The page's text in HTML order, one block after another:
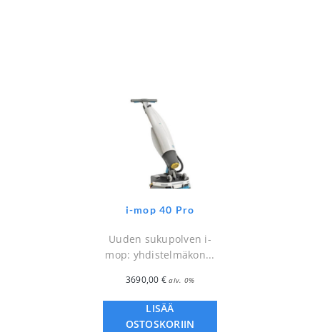
i-mop 40 Pro
Uuden sukupolven i-
mop: yhdistelmäkon...
3690,00 € alv. 0%
LISÄÄ
OSTOSKORIIN